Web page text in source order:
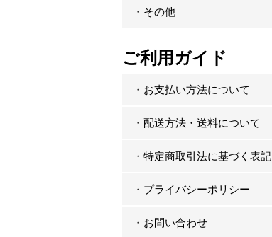
・その他
ご利用ガイド
・お支払い方法について
・配送方法・送料について
・特定商取引法に基づく表記
・プライバシーポリシー
・お問い合わせ